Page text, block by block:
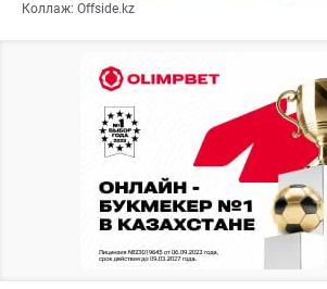
Коллаж: Offside.kz